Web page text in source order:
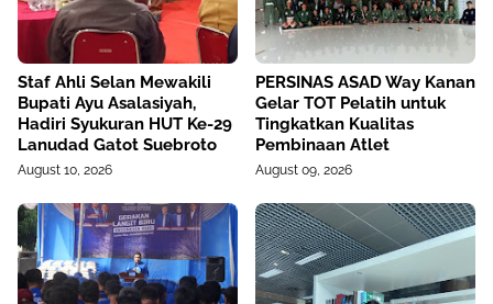
Staf Ahli Selan Mewakili
Bupati Ayu Asalasiyah,
Hadiri Syukuran HUT Ke-29
Lanudad Gatot Suebroto
August 10, 2026
PERSINAS ASAD Way Kanan
Gelar TOT Pelatih untuk
Tingkatkan Kualitas
Pembinaan Atlet
August 09, 2026